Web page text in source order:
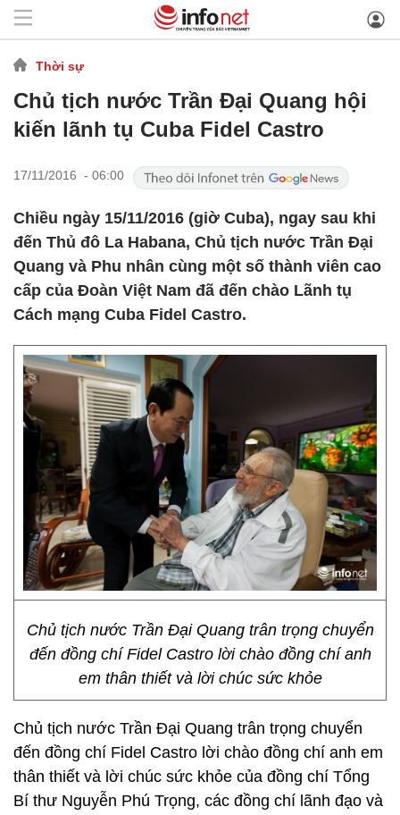
Thời sự
Chủ tịch nước Trần Đại Quang hội
kiến lãnh tụ Cuba Fidel Castro
17/11/2016 - 06:00
Chiều ngày 15/11/2016 (giờ Cuba), ngay sau khi
đến Thủ đô La Habana, Chủ tịch nước Trần Đại
Quang và Phu nhân cùng một số thành viên cao
cấp của Đoàn Việt Nam đã đến chào Lãnh tụ
Cách mạng Cuba Fidel Castro.
Chủ tịch nước Trần Đại Quang trân trọng chuyển
đến đồng chí Fidel Castro lời chào đồng chí anh
em thân thiết và lời chúc sức khỏe
Chủ tịch nước Trần Đại Quang trân trọng chuyển
đến đồng chí Fidel Castro lời chào đồng chí anh em
thân thiết và lời chúc sức khỏe của đồng chí Tổng
Bí thư Nguyễn Phú Trọng, các đồng chí lãnh đạo và